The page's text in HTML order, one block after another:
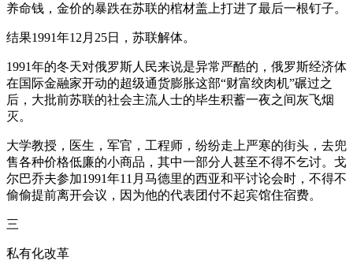
养命钱，金价的暴跌在苏联的棺材盖上打进了最后一根钉子。
结果1991年12月25日，苏联解体。
1991年的冬天对俄罗斯人民来说是异常严酷的，俄罗斯经济体
在国际金融家开动的超级通货膨胀这部“财富绞肉机”碾过之
后，大批前苏联的社会主流人士的毕生积蓄一夜之间灰飞烟
灭。
大学教授，医生，军官，工程师，纷纷走上严寒的街头，去兜
售各种价格低廉的小商品，其中一部分人甚至不得不乞讨。戈
尔巴乔夫参加1991年11月马德里的西亚和平讨论会时，不得不
偷偷提前离开会议，因为他的代表团付不起宾馆住宿费。
三
私有化改革